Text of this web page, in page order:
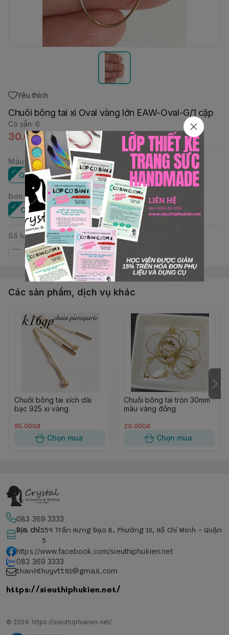
Yêu thích
Chuôi bông tai xi Oval vàng lớn EAW-Oval-G/1 cặp
Có sẵn: 6
30.000đ
Màu:
Gold
Silver
Đơn vị
Cặp
Số lượng
Các sản phẩm, dịch vụ khác
Chuôi bông tai xích dài
bạc 925 xi vàng
95.000đ
Chọn mua
Chuôi bông tai tròn 30mm
màu vàng đồng
20.000đ
Chọn mua
083 369 3333
Địa chỉ:159 Trần Hưng Đạo B, Phường 10, Hồ Chí Minh - Quận
5
https://www.facebook.com/sieuthiphukien.net
083 369 3333
thanhthuyvtt81@gmail.com
https://sieuthiphukien.net/
© 2026 https://sieuthiphukien.net/